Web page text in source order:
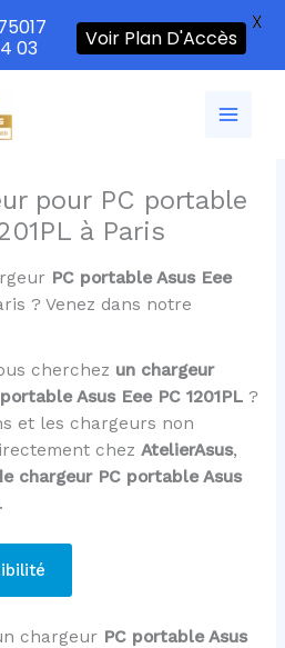
pour PC portable
à Paris
PC portable Asus Eee
? Venez dans notre
cherchez un chargeur
Asus Eee PC 1201PL?
et les chargeurs non
chez AtelierAsus,
chargeur PC portable Asus
chargeur PC portable Asus
03
Voir Plan D'Accès
X